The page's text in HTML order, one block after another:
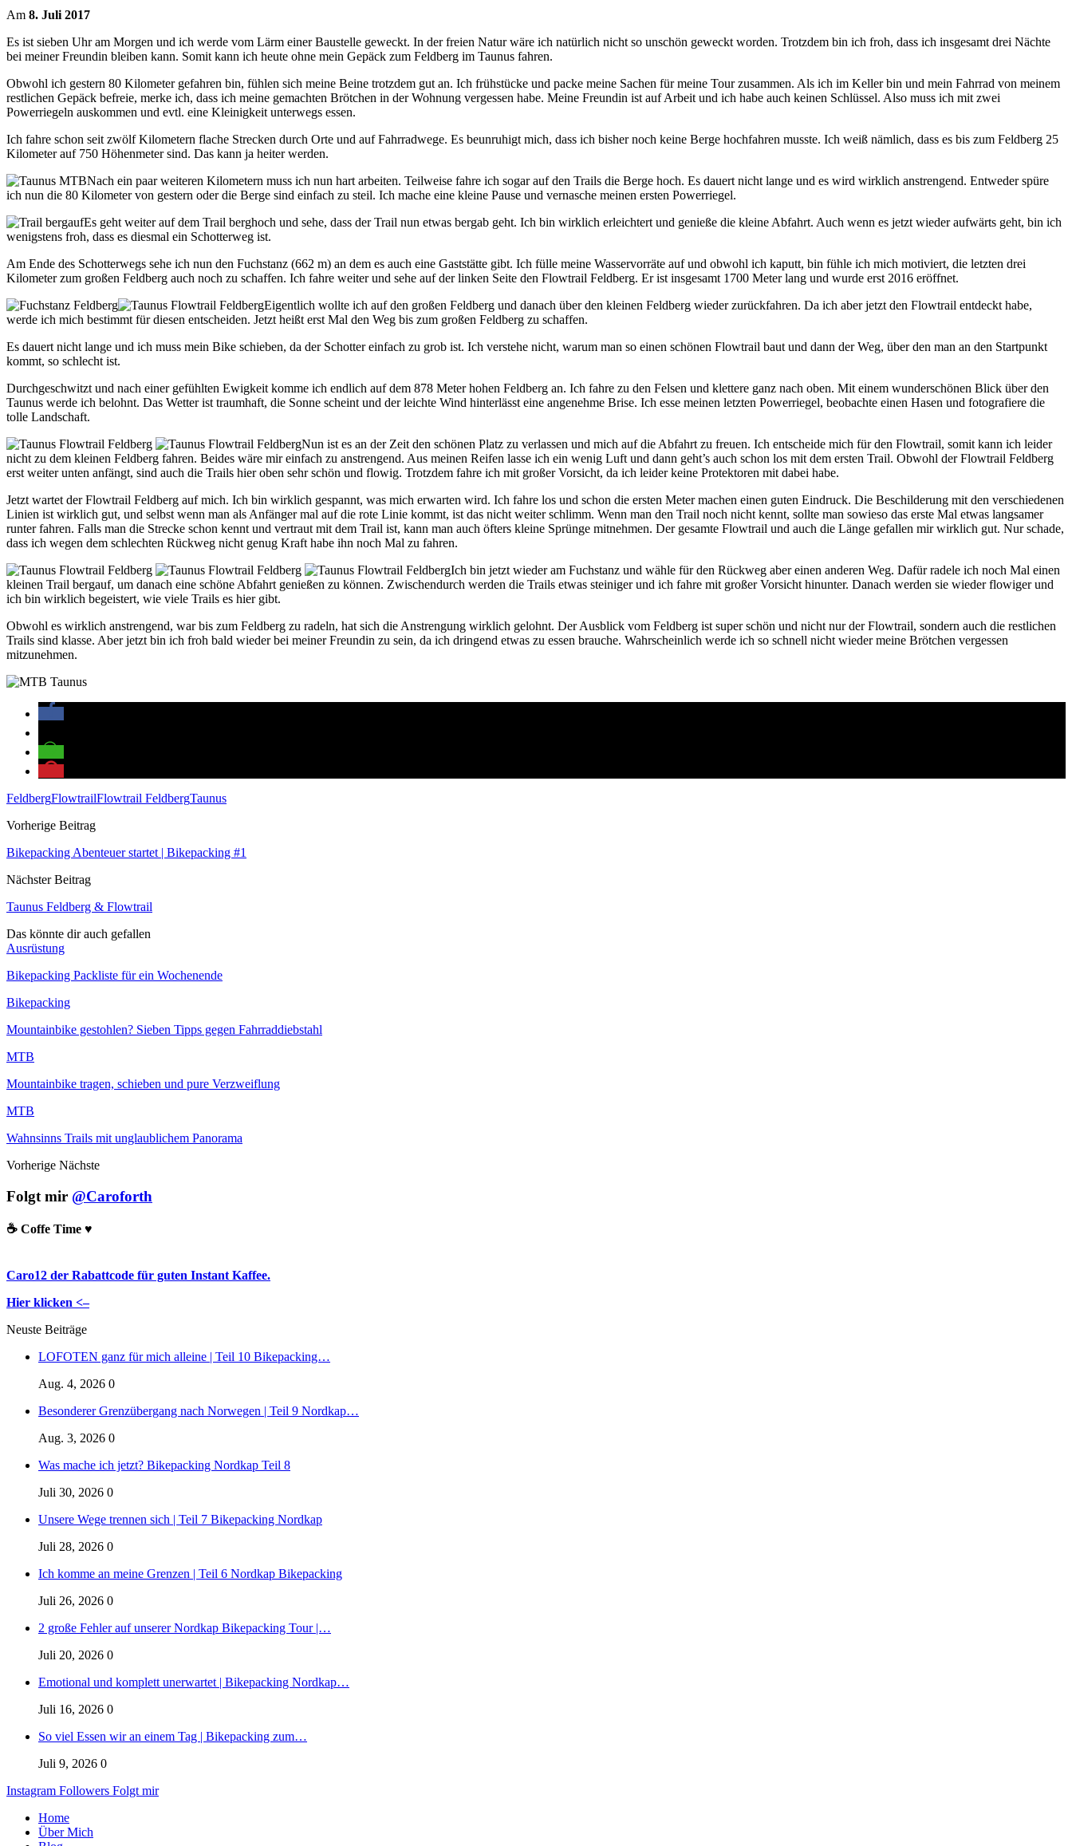
Am 8. Juli 2017
Es ist sieben Uhr am Morgen und ich werde vom Lärm einer Baustelle geweckt. In der freien Natur wäre ich natürlich nicht so unschön geweckt worden. Trotzdem bin ich froh, dass ich insgesamt drei Nächte
bei meiner Freundin bleiben kann. Somit kann ich heute ohne mein Gepäck zum Feldberg im Taunus fahren.
Obwohl ich gestern 80 Kilometer gefahren bin, fühlen sich meine Beine trotzdem gut an. Ich frühstücke und packe meine Sachen für meine Tour zusammen. Als ich im Keller bin und mein Fahrrad von meinem
restlichen Gepäck befreie, merke ich, dass ich meine gemachten Brötchen in der Wohnung vergessen habe. Meine Freundin ist auf Arbeit und ich habe auch keinen Schlüssel. Also muss ich mit zwei
Powerriegeln auskommen und evtl. eine Kleinigkeit unterwegs essen.
Ich fahre schon seit zwölf Kilometern flache Strecken durch Orte und auf Fahrradwege. Es beunruhigt mich, dass ich bisher noch keine Berge hochfahren musste. Ich weiß nämlich, dass es bis zum Feldberg 25
Kilometer auf 750 Höhenmeter sind. Das kann ja heiter werden.
Nach ein paar weiteren Kilometern muss ich nun hart arbeiten. Teilweise fahre ich sogar auf den Trails die Berge hoch. Es dauert nicht lange und es wird wirklich anstrengend. Entweder spüre
ich nun die 80 Kilometer von gestern oder die Berge sind einfach zu steil. Ich mache eine kleine Pause und vernasche meinen ersten Powerriegel.
Es geht weiter auf dem Trail berghoch und sehe, dass der Trail nun etwas bergab geht. Ich bin wirklich erleichtert und genieße die kleine Abfahrt. Auch wenn es jetzt wieder aufwärts geht, bin ich
wenigstens froh, dass es diesmal ein Schotterweg ist.
Am Ende des Schotterwegs sehe ich nun den Fuchstanz (662 m) an dem es auch eine Gaststätte gibt. Ich fülle meine Wasservorräte auf und obwohl ich kaputt, bin fühle ich mich motiviert, die letzten drei
Kilometer zum großen Feldberg auch noch zu schaffen. Ich fahre weiter und sehe auf der linken Seite den Flowtrail Feldberg. Er ist insgesamt 1700 Meter lang und wurde erst 2016 eröffnet.
Eigentlich wollte ich auf den großen Feldberg und danach über den kleinen Feldberg wieder zurückfahren. Da ich aber jetzt den Flowtrail entdeckt habe,
werde ich mich bestimmt für diesen entscheiden. Jetzt heißt erst Mal den Weg bis zum großen Feldberg zu schaffen.
Es dauert nicht lange und ich muss mein Bike schieben, da der Schotter einfach zu grob ist. Ich verstehe nicht, warum man so einen schönen Flowtrail baut und dann der Weg, über den man an den Startpunkt
kommt, so schlecht ist.
Durchgeschwitzt und nach einer gefühlten Ewigkeit komme ich endlich auf dem 878 Meter hohen Feldberg an. Ich fahre zu den Felsen und klettere ganz nach oben. Mit einem wunderschönen Blick über den
Taunus werde ich belohnt. Das Wetter ist traumhaft, die Sonne scheint und der leichte Wind hinterlässt eine angenehme Brise. Ich esse meinen letzten Powerriegel, beobachte einen Hasen und fotografiere die
tolle Landschaft.
Nun ist es an der Zeit den schönen Platz zu verlassen und mich auf die Abfahrt zu freuen. Ich entscheide mich für den Flowtrail, somit kann ich leider
nicht zu dem kleinen Feldberg fahren. Beides wäre mir einfach zu anstrengend. Aus meinen Reifen lasse ich ein wenig Luft und dann geht’s auch schon los mit dem ersten Trail. Obwohl der Flowtrail Feldberg
erst weiter unten anfängt, sind auch die Trails hier oben sehr schön und flowig. Trotzdem fahre ich mit großer Vorsicht, da ich leider keine Protektoren mit dabei habe.
Jetzt wartet der Flowtrail Feldberg auf mich. Ich bin wirklich gespannt, was mich erwarten wird. Ich fahre los und schon die ersten Meter machen einen guten Eindruck. Die Beschilderung mit den verschiedenen
Linien ist wirklich gut, und selbst wenn man als Anfänger mal auf die rote Linie kommt, ist das nicht weiter schlimm. Wenn man den Trail noch nicht kennt, sollte man sowieso das erste Mal etwas langsamer
runter fahren. Falls man die Strecke schon kennt und vertraut mit dem Trail ist, kann man auch öfters kleine Sprünge mitnehmen. Der gesamte Flowtrail und auch die Länge gefallen mir wirklich gut. Nur schade,
dass ich wegen dem schlechten Rückweg nicht genug Kraft habe ihn noch Mal zu fahren.
Ich bin jetzt wieder am Fuchstanz und wähle für den Rückweg aber einen anderen Weg. Dafür radele ich noch Mal einen
kleinen Trail bergauf, um danach eine schöne Abfahrt genießen zu können. Zwischendurch werden die Trails etwas steiniger und ich fahre mit großer Vorsicht hinunter. Danach werden sie wieder flowiger und
ich bin wirklich begeistert, wie viele Trails es hier gibt.
Obwohl es wirklich anstrengend, war bis zum Feldberg zu radeln, hat sich die Anstrengung wirklich gelohnt. Der Ausblick vom Feldberg ist super schön und nicht nur der Flowtrail, sondern auch die restlichen
Trails sind klasse. Aber jetzt bin ich froh bald wieder bei meiner Freundin zu sein, da ich dringend etwas zu essen brauche. Wahrscheinlich werde ich so schnell nicht wieder meine Brötchen vergessen
mitzunehmen.
FeldbergFlowtrailFlowtrail FeldbergTaunus
Vorherige Beitrag
Bikepacking Abenteuer startet | Bikepacking #1
Nächster Beitrag
Taunus Feldberg & Flowtrail
Das könnte dir auch gefallen
Ausrüstung
Bikepacking Packliste für ein Wochenende
Bikepacking
Mountainbike gestohlen? Sieben Tipps gegen Fahrraddiebstahl
MTB
Mountainbike tragen, schieben und pure Verzweiflung
MTB
Wahnsinns Trails mit unglaublichem Panorama
Vorherige Nächste
Folgt mir @Caroforth
☕️ Coffe Time ♥️
Caro12 der Rabattcode für guten Instant Kaffee.
Hier klicken <–
Neuste Beiträge
LOFOTEN ganz für mich alleine | Teil 10 Bikepacking…
Aug. 4, 2026 0
Besonderer Grenzübergang nach Norwegen | Teil 9 Nordkap…
Aug. 3, 2026 0
Was mache ich jetzt? Bikepacking Nordkap Teil 8
Juli 30, 2026 0
Unsere Wege trennen sich | Teil 7 Bikepacking Nordkap
Juli 28, 2026 0
Ich komme an meine Grenzen | Teil 6 Nordkap Bikepacking
Juli 26, 2026 0
2 große Fehler auf unserer Nordkap Bikepacking Tour |…
Juli 20, 2026 0
Emotional und komplett unerwartet | Bikepacking Nordkap…
Juli 16, 2026 0
So viel Essen wir an einem Tag | Bikepacking zum…
Juli 9, 2026 0
Instagram Followers Folgt mir
Home
Über Mich